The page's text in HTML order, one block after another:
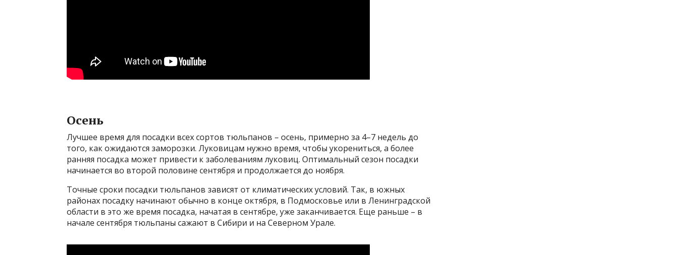
Осень
Лучшее время для посадки всех сортов тюльпанов – осень, примерно за 4–7 недель до
того, как ожидаются заморозки. Луковицам нужно время, чтобы укорениться, а более
ранняя посадка может привести к заболеваниям луковиц. Оптимальный сезон посадки
начинается во второй половине сентября и продолжается до ноября.
Точные сроки посадки тюльпанов зависят от климатических условий. Так, в южных
районах посадку начинают обычно в конце октября, в Подмосковье или в Ленинградской
области в это же время посадка, начатая в сентябре, уже заканчивается. Еще раньше – в
начале сентября тюльпаны сажают в Сибири и на Северном Урале.